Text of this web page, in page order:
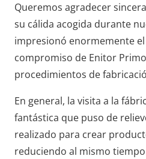
Queremos agradecer
su cálida acogida durante
impresionó enormemente
compromiso de Enitor
procedimientos de
En general, la visita a la
fantástica que puso de
realizado para crear
reduciendo al mismo